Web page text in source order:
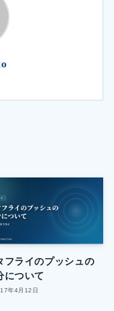
フライのプッシュの
について
年4月12日